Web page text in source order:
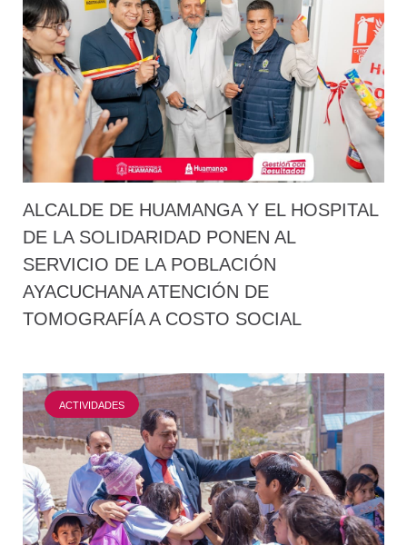
ALCALDE DE HUAMANGA Y EL HOSPITAL
DE LA SOLIDARIDAD PONEN AL
SERVICIO DE LA POBLACIÓN
AYACUCHANA ATENCIÓN DE
TOMOGRAFÍA A COSTO SOCIAL
ACTIVIDADES